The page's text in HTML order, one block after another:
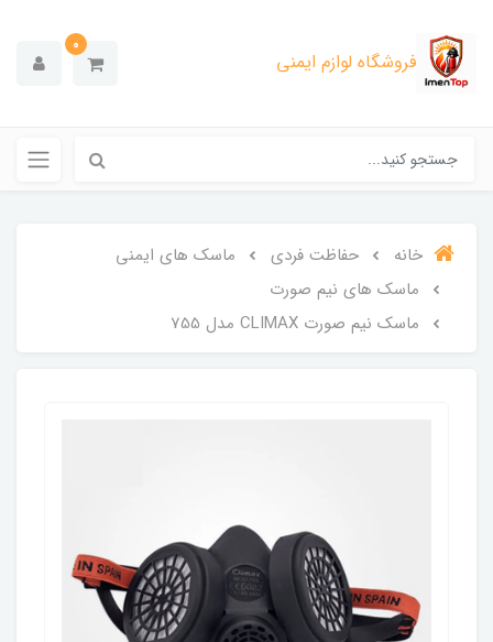
فروشگاه لوازم ایمنی
0
خانه حفاظت فردی
ماسک های ایمنی
ماسک های نیم صورت
ماسک نیم صورت CLIMAX مدل 755